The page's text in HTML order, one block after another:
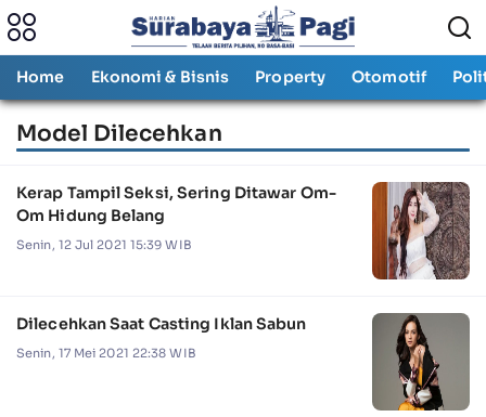
Home Ekonomi & Bisnis Property Otomotif
Model Dilecehkan
Kerap Tampil Seksi, Sering Ditawar Om-
Om Hidung Belang
Senin, 12 Jul 2021 15:39 WIB
Dilecehkan Saat Casting Iklan Sabun
Senin, 17 Mei 2021 22:38 WIB